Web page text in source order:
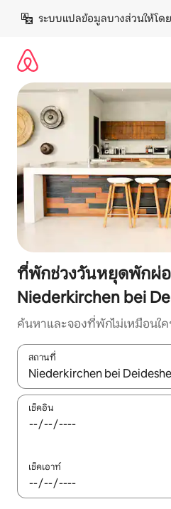
เนื้อหา
ระบบแปลข้อมูลบางส่วนให้โด
ที่พักช่วงวันหยุดพักผ่
Niederkirchen bei
ค้นหาและจองที่พักไม่เหมือนใค
สถานที่
ใช้ลูกศรขึ้นลง หรือใช้การสัมผัสห
เช็คอิน
เช็คเอาท์